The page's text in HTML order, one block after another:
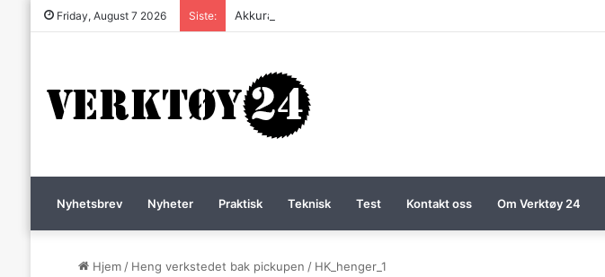
Friday, August 7 2026 Siste: Akkurat nå er batteri-bordsaga til Festool billigere
Nyhetsbrev Nyheter Praktisk Teknisk Test Kontakt oss Om Verktøy 24
Hjem / Heng verkstedet bak pickupen / HK_henger_1